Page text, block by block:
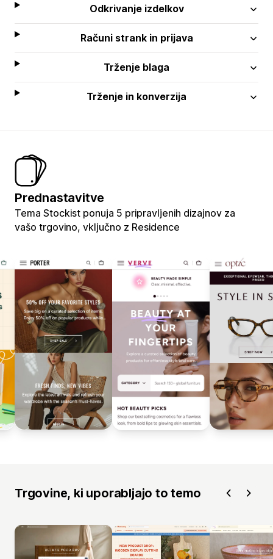
Odkrivanje izdelkov
Računi strank in prijava
Trženje blaga
Trženje in konverzija
Prednastavitve
Tema Stockist ponuja 5 pripravljenih dizajnov za
vašo trgovino, vključno z Residence
Trgovine, ki uporabljajo to temo